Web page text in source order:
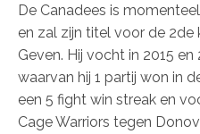
De Canadees is
en zal zijn titel voor de 2de
Geven. Hij vocht in 2015
waarvan hij 1 partij won in
een 5 fight win streak en
Cage Warriors tegen